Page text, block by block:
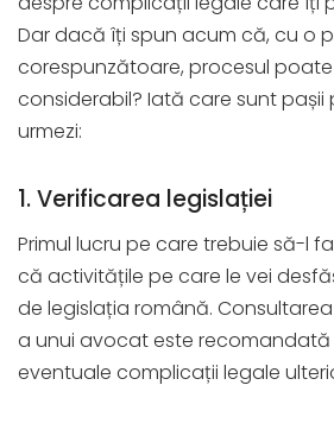
Dar dacă îți spun acum că, cu o
corespunzătoare, procesul
considerabil? Iată care sunt pașii
urmezi:
1. Verificarea legislației
Primul lucru pe care trebuie să-l
că activitățile pe care le vei
de legislația română.
a unui avocat este
eventuale complicații legale